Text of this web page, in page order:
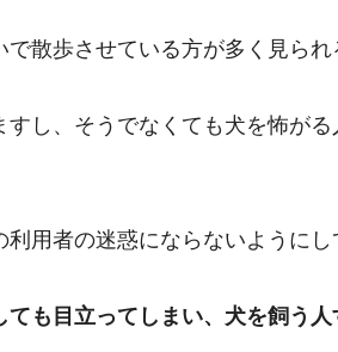
散歩させている方が多く見られ
し、そうでなくても犬を怖が
用者の迷惑にならないようにし
も目立ってしまい、犬を飼う